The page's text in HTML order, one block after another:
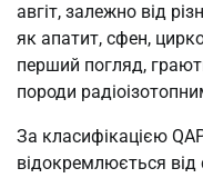
авгіт, залежно від
як апатит, сфен,
перший погляд,
породи
За класифікацією
відокремлюється від